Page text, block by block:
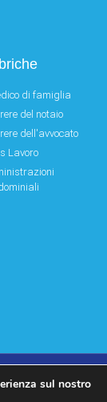
di famiglia
del notaio
dell'avvocato
Lavoro
sul nostro